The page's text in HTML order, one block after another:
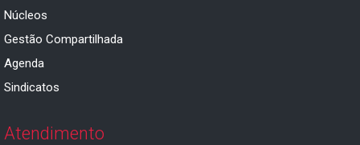
Núcleos
Gestão Compartilhada
Agenda
Sindicatos
Atendimento